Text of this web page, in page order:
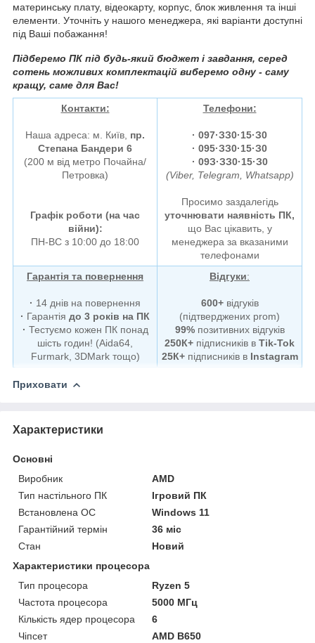
материнську плату, відеокарту, корпус, блок живлення та інші
елементи. Уточніть у нашого менеджера, які варіанти доступні
під Ваші побажання!
Підберемо ПК під будь-який бюджет і завдання, серед
сотень можливих комплектацій виберемо одну - саму
кращу, саме для Вас!
Контакти:
Наша адреса: м. Київ, пр.
Степана Бандери 6
(200 м від метро Почайна/
Петровка)
Графік роботи (на час
війни):
ПН-ВС з 10:00 до 18:00
Телефони:
· 097·ЗЗ0·15·З0
· 095·ЗЗ0·15·З0
· 09З·ЗЗ0·15·З0
(Viber, Telegram, Whatsapp)
Просимо заздалегідь
уточнювати наявність ПК,
що Вас цікавить, у
менеджера за вказаними
телефонами
Гарантія та повернення
· 14 днів на повернення
· Гарантія до 3 років на ПК
· Тестуємо кожен ПК понад
шість годин! (Aida64,
Furmark, 3DMark тощо)
Відгуки:
600+ відгуків
(підтверджених prom)
99% позитивних відгуків
250К+ підписників в Tik-Tok
25К+ підписників в Instagram
Приховати
Характеристики
Основні
Виробник
AMD
Тип настільного ПК
Ігровий ПК
Встановлена ОС
Windows 11
Гарантійний термін
36 міс
Стан
Новий
Характеристики процесора
Тип процесора
Ryzen 5
Частота процесора
5000 МГц
Кількість ядер процесора
6
Чіпсет
AMD B650